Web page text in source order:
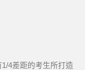
4差距的考生所打造